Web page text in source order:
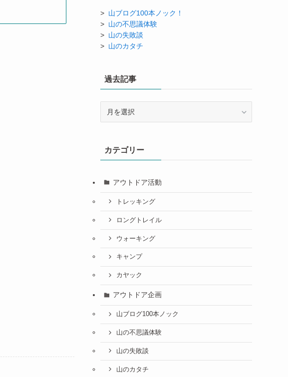
> 山ブログ100本ノック！
> 山の不思議体験
> 山の失敗談
> 山のカタチ
過去記事
カテゴリー
アウトドア活動
トレッキング
ロングトレイル
ウォーキング
キャンプ
カヤック
アウトドア企画
山ブログ100本ノック
山の不思議体験
山の失敗談
山のカタチ